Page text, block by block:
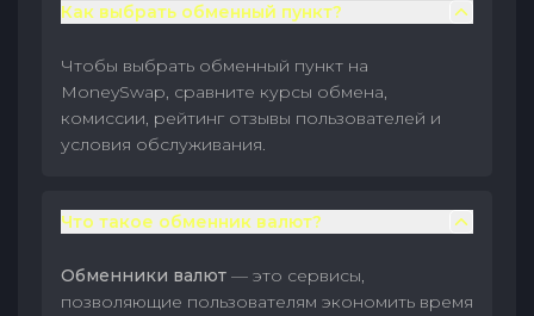
Как выбрать обменный пункт?
Чтобы выбрать обменный пункт на
MoneySwap, сравните курсы обмена,
комиссии, рейтинг отзывы пользователей и
условия обслуживания.
Что такое обменник валют?
Обменники валют — это сервисы,
позволяющие пользователям экономить время